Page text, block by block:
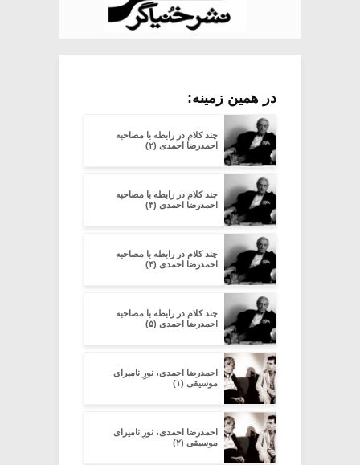
در همین زمینه:
چند کلام در رابطه با مصاحبه
احمدرضا احمدی (۲)
چند کلام در رابطه با مصاحبه
احمدرضا احمدی (۳)
چند کلام در رابطه با مصاحبه
احمدرضا احمدی (۴)
چند کلام در رابطه با مصاحبه
احمدرضا احمدی (۵)
احمدرضا احمدی، نورِ نامیرای
موسیقی (۱)
احمدرضا احمدی، نورِ نامیرای
موسیقی (۲)